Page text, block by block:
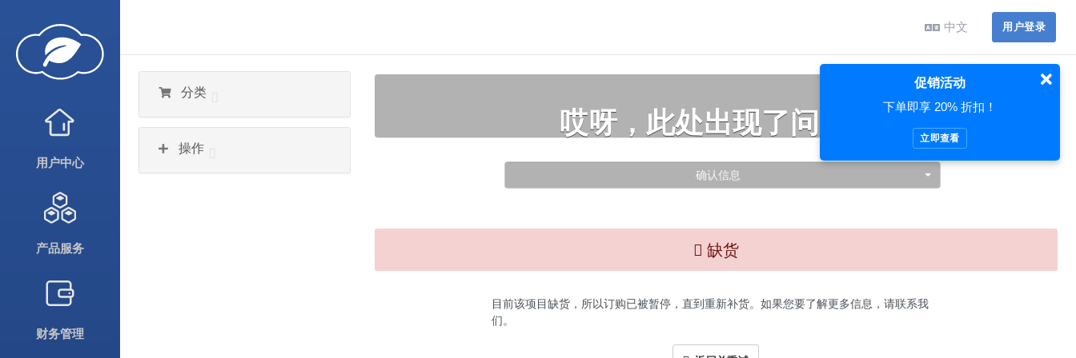
用户中心
产品服务
财务管理
中文 用户登录
分类
操作
哎呀，此处出现了问题…
确认信息
缺货
目前该项目缺货，所以订购已被暂停，直到重新补货。如果您要了解更多信息，请联系我
们。
促销活动
下单即享 20% 折扣！
立即查看